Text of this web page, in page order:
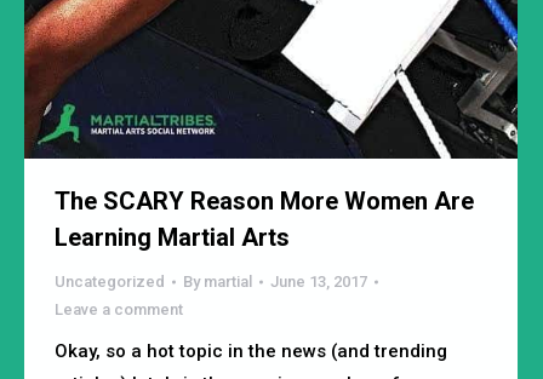
The SCARY Reason More Women Are
Learning Martial Arts
Uncategorized By martial
June 13, 2017
Leave a comment
Okay, so a hot topic in the news (and trending